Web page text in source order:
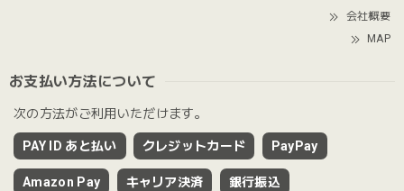
会社概要
MAP
お支払い方法について
次の方法がご利用いただけます。
PAY ID あと払い クレジットカード PayPay
Amazon Pay キャリア決済 銀行振込